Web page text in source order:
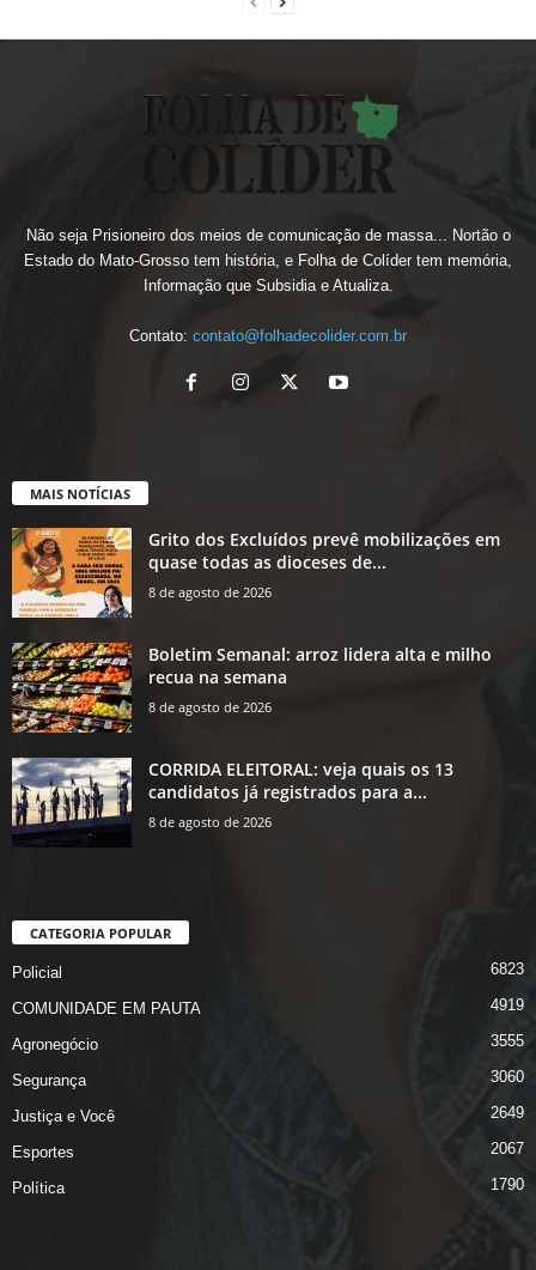
Não seja Prisioneiro dos meios de comunicação de massa... Nortão o
Estado do Mato-Grosso tem história, e Folha de Colíder tem memória,
Informação que Subsidia e Atualiza.
Contato: contato@folhadecolider.com.br
MAIS NOTÍCIAS
Grito dos Excluídos prevê mobilizações em
quase todas as dioceses de...
8 de agosto de 2026
Boletim Semanal: arroz lidera alta e milho
recua na semana
8 de agosto de 2026
CORRIDA ELEITORAL: veja quais os 13
candidatos já registrados para a...
8 de agosto de 2026
CATEGORIA POPULAR
Policial 6823
COMUNIDADE EM PAUTA 4919
Agronegócio 3555
Segurança 3060
Justiça e Você 2649
Esportes 2067
Política 1790